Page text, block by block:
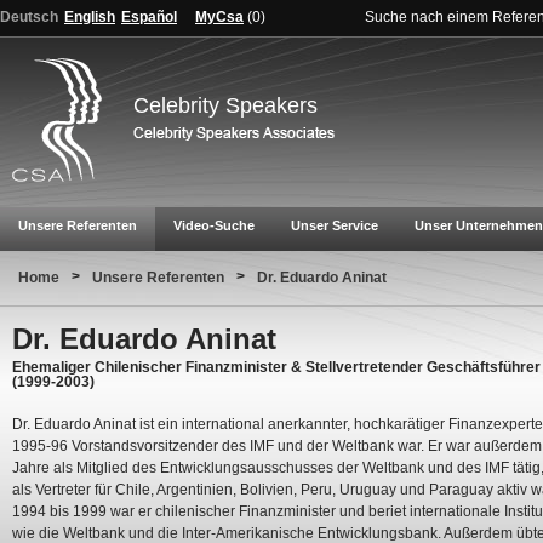
Deutsch English Español MyCsa (0) Suche nach einem
Celebrity Speakers
Unsere Referenten Video-Suche Unser Service Unser Unternehmen
Home > Unsere Referenten > Dr. Eduardo Aninat
Dr. Eduardo Aninat
Ehemaliger Chilenischer Finanzminister & Stellvertretender Geschäftsführer
(1999-2003)
Dr. Eduardo Aninat ist ein international anerkannter, hochkarätiger
1995-96 Vorstandsvorsitzender des IMF und der Weltbank war. Er war
Jahre als Mitglied des Entwicklungsausschusses der Weltbank und des IMF
als Vertreter für Chile, Argentinien, Bolivien, Peru, Uruguay und Paraguay aktiv
1994 bis 1999 war er chilenischer Finanzminister und beriet internationale
wie die Weltbank und die Inter-Amerikanische Entwicklungsbank. Außerdem